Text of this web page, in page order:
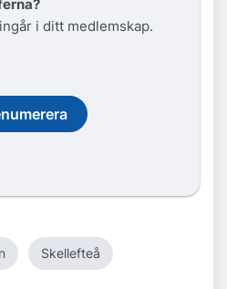
i ditt medlemskap.
Skellefteå